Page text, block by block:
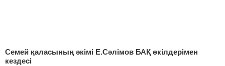
Семей қаласының әкімі Е.Сәлімов БАҚ өкілдерімен
кездесі